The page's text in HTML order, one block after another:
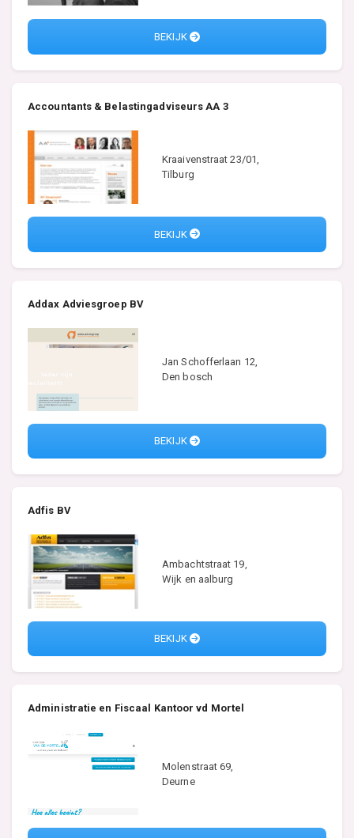
BEKIJK
Accountants & Belastingadviseurs AA 3
Kraaivenstraat 23/01,
Tilburg
BEKIJK
Addax Adviesgroep BV
Jan Schofferlaan 12,
Den bosch
BEKIJK
Adfis BV
Ambachtstraat 19,
Wijk en aalburg
BEKIJK
Administratie en Fiscaal Kantoor vd Mortel
Molenstraat 69,
Deurne